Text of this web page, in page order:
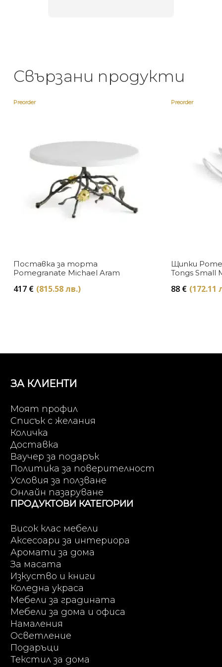
Свързани продукти
Preorder
Поставка за торта
Pomegranate Michael Aram
417 € (815.58 лв.)
Preorder
Щипки
Tongs Small
88 € (172.11
ЗА КЛИЕНТИ
Моят профил
Списък с желания
Количка
Доставка
Ваучер за подарък
Политика за поверителност
Условия за ползване
Онлайн пазаруване
ПРОДУКТОВИ КАТЕГОРИИ
Висок клас мебели
Аксесоари за интериора
Аромати за дома
За масата
Изкуство и книги
Коледна украса
Мебели за градината
Мебели за дома и офиса
Намаления
Осветление
Подаръци
Текстил за дома